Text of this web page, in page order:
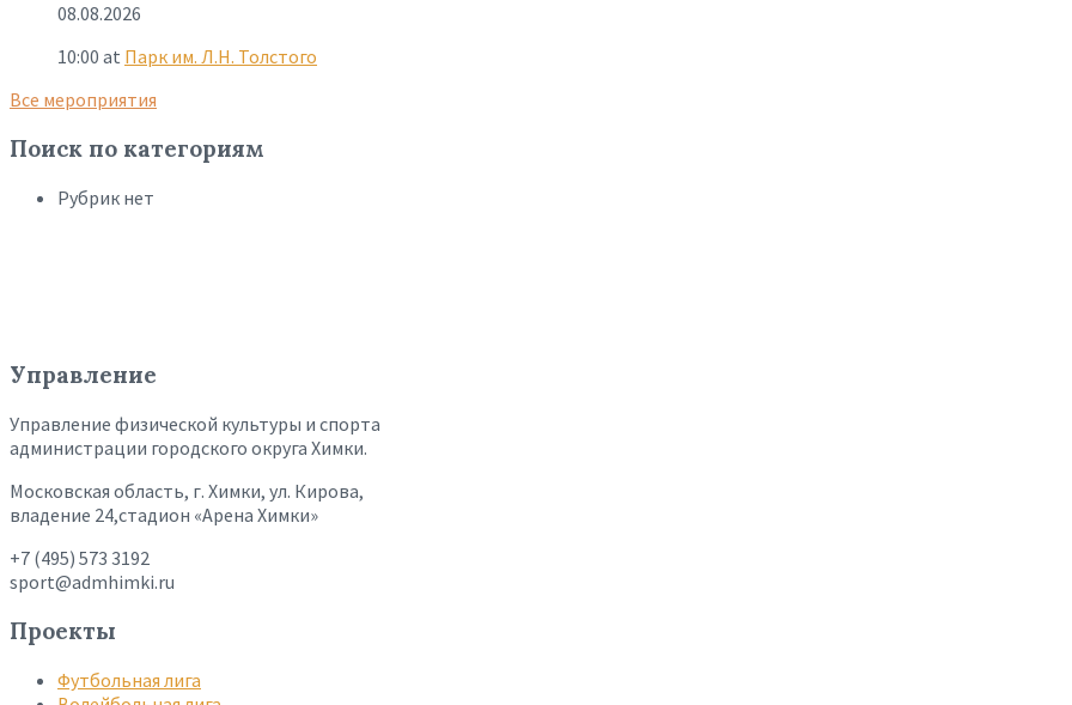
08.08.2026
10:00 at Парк им. Л.Н. Толстого
Все мероприятия
Поиск по категориям
Рубрик нет
Управление
Управление физической культуры и спорта
администрации городского округа Химки.
Московская область, г. Химки, ул. Кирова,
владение 24,стадион «Арена Химки»
+7 (495) 573 3192
sport@admhimki.ru
Проекты
Футбольная лига